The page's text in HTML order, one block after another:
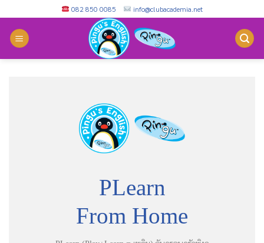
to
content
082 850 0085 info@clubacademia.net
PLearn
From Home